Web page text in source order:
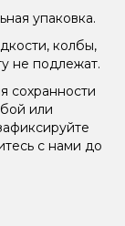
упаковка.
колбы,
не подлежат.
сохранности
или
с нами до